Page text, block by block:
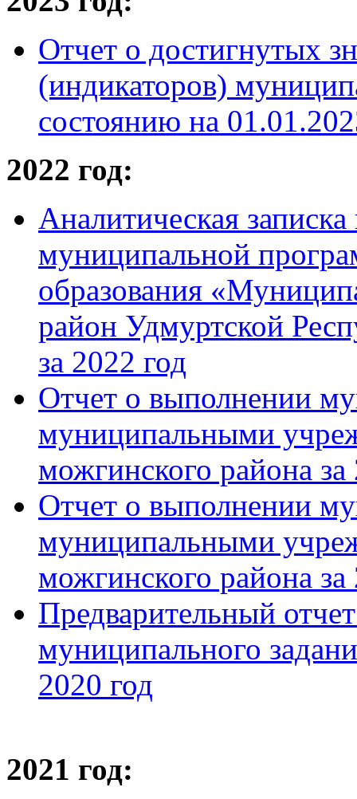
Отчет о достигнутых
(индикаторов)
состоянию на
2022 год:
Аналитическая
муниципальной
образования
район Удмуртской
за 2022 год
Отчет о выполнении
муниципальными
можгинского района
Отчет о выполнении
муниципальными
можгинского района за
Предварительный
муниципального
2020 год
2021 год: